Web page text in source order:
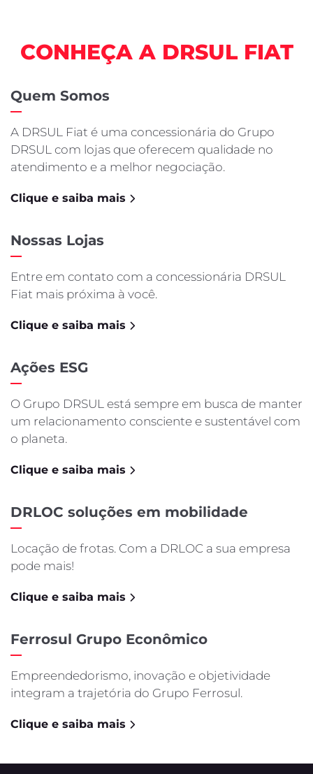
CONHEÇA A DRSUL FIAT
Quem Somos
A DRSUL Fiat é uma concessionária do Grupo
DRSUL com lojas que oferecem qualidade no
atendimento e a melhor negociação.
Clique e saiba mais
Nossas Lojas
Entre em contato com a concessionária DRSUL
Fiat mais próxima à você.
Clique e saiba mais
Ações ESG
O Grupo DRSUL está sempre em busca de manter
um relacionamento consciente e sustentável com
o planeta.
Clique e saiba mais
DRLOC soluções em mobilidade
Locação de frotas. Com a DRLOC a sua empresa
pode mais!
Clique e saiba mais
Ferrosul Grupo Econômico
Empreendedorismo, inovação e objetividade
integram a trajetória do Grupo Ferrosul.
Clique e saiba mais